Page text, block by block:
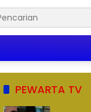
PEWARTA TV